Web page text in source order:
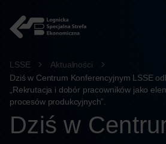
treści
LSSE
Aktualności
Dziś w Centrum Konferencyjnym LSSE
„Rekrutacja i dobór pracowników jako
procesów produkcyjnych”.
Dziś w